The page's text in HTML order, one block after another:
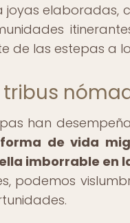
joyas
las estepas a
han
de vida
imborrable en
podemos